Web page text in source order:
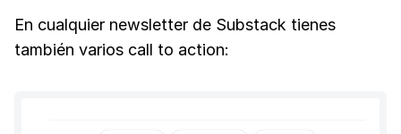
En cualquier newsletter de Substack tienes
también varios call to action: